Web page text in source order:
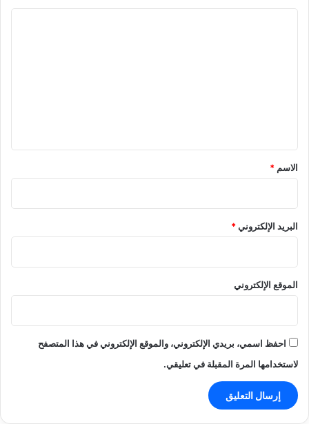
*
الاسم *
البريد الإلكتروني*
الموقع الإلكتروني
احفظ اسمي، بريدي الإلكتروني، والموقع الإلكتروني في هذا المتصفح
لاستخدامها المرة المقبلة في تعليقي.